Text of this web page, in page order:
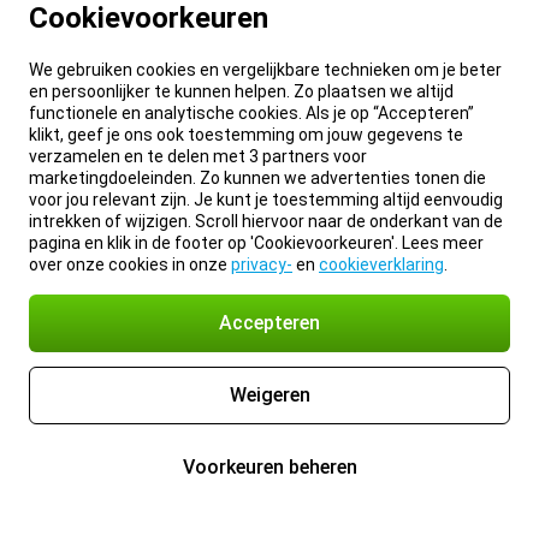
Cookievoorkeuren
We gebruiken cookies en vergelijkbare technieken om je beter
en persoonlijker te kunnen helpen. Zo plaatsen we altijd
functionele en analytische cookies. Als je op “Accepteren”
klikt, geef je ons ook toestemming om jouw gegevens te
verzamelen en te delen met 3 partners voor
marketingdoeleinden. Zo kunnen we advertenties tonen die
voor jou relevant zijn. Je kunt je toestemming altijd eenvoudig
intrekken of wijzigen. Scroll hiervoor naar de onderkant van de
pagina en klik in de footer op 'Cookievoorkeuren'. Lees meer
over onze cookies in onze privacy- en cookieverklaring
Accepteren
Weigeren
Voorkeuren beheren